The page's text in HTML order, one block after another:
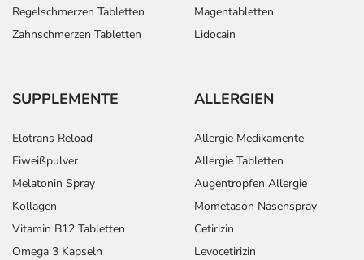
Regelschmerzen Tabletten
Zahnschmerzen Tabletten
Magentabletten
Lidocain
SUPPLEMENTE
Elotrans Reload
Eiweißpulver
Melatonin Spray
Kollagen
Vitamin B12 Tabletten
Omega 3 Kapseln
ALLERGIEN
Allergie Medikamente
Allergie Tabletten
Augentropfen Allergie
Mometason Nasenspray
Cetirizin
Levocetirizin